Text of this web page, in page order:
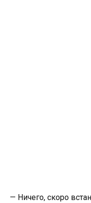
— Ничего, скоро